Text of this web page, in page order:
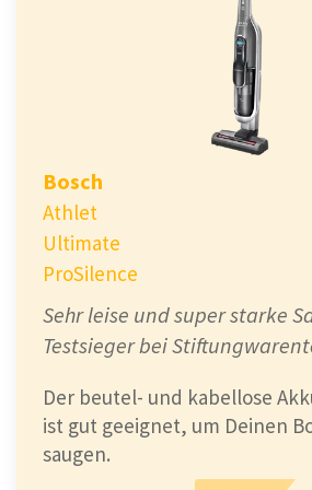
Bosch
Athlet
Ultimate
ProSilence
Sehr leise und super starke
Testsieger bei
Der beutel- und kabellose
ist gut geeignet, um Deinen
saugen.